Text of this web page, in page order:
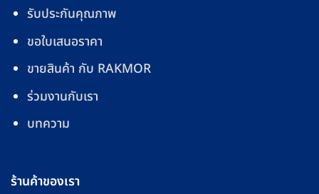
รับประกันคุณภาพ
ขอใบเสนอราคา
ขายสินค้า กับ RAKMOR
ร่วมงานกับเรา
บทความ
ร้านค้าของเรา